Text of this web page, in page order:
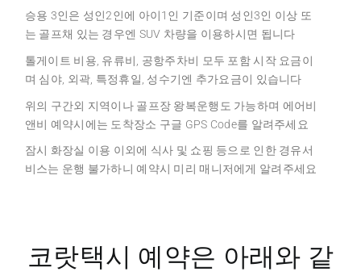
승용 3인은 성인2인에 아이1인 기준이며 성인3인 이상 또
는 골프채 있는 경우엔 SUV 차량을 이용하시면 됩니다
톨게이트 비용, 유류비, 공항주차비 모두 포함 시작 요금이
며 심야, 외곽, 특정휴일, 성수기엔 추가요금이 있습니다
위의 구간외 지역이나 골프장 왕복운행도 가능하며 에어비
앤비 예약시에는 도착장소 구글 GPS Code를 알려주세요
잠시 화장실 이용 이외에 식사 및 쇼핑 등으로 인한 경유서
비스는 운행 불가하니 예약시 미리 매니저에게 알려주세요
코랏택시 예약은 아래와 같